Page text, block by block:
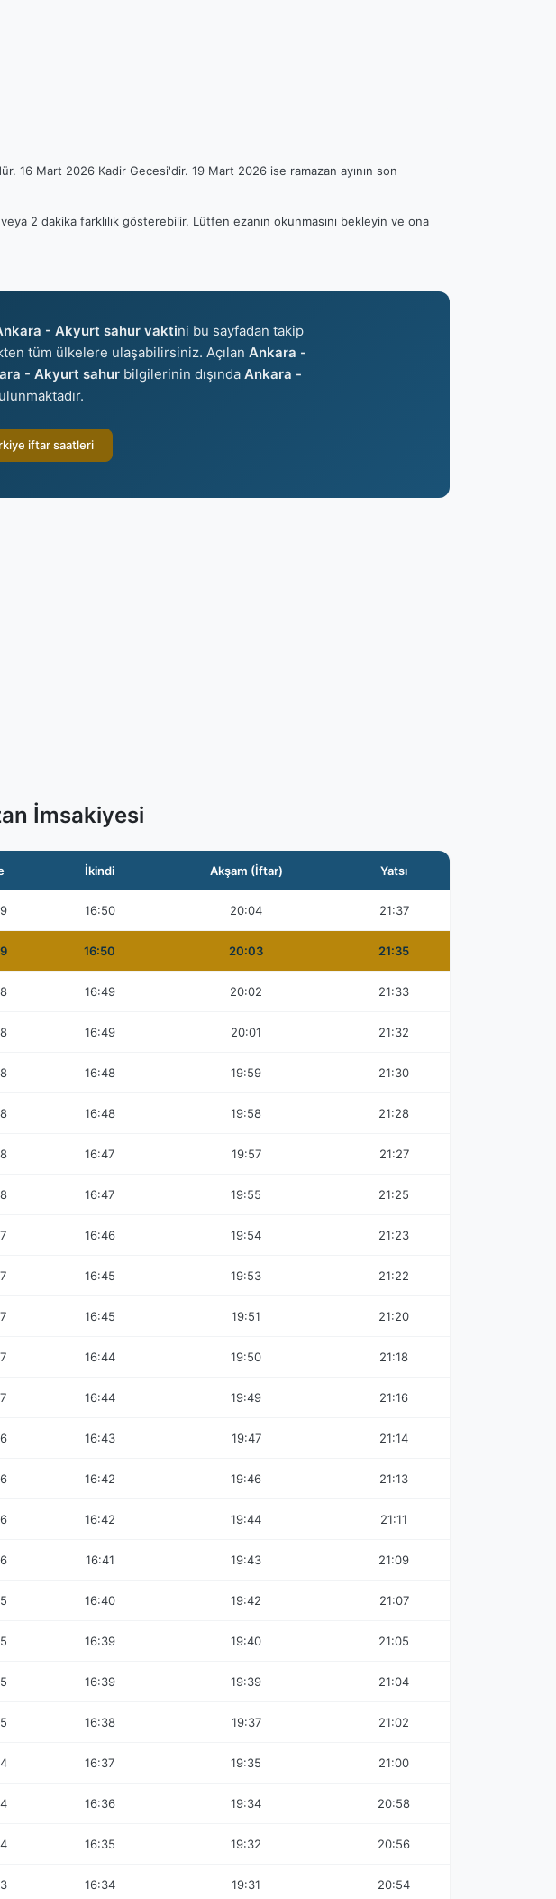
16 Mart 2026 Kadir Gecesi'dir. 19 Mart 2026 ise ramazan ayının son
2 dakika farklılık gösterebilir. Lütfen ezanın okunmasını bekleyin ve ona
- Akyurt sahur vaktini bu sayfadan takip
tüm ülkelere ulaşabilirsiniz. Açılan Ankara -
- Akyurt sahur bilgilerinin dışında Ankara -
iftar saatleri
İmsakiyesi
İkindi Akşam (İftar) Yatsı
16:50 20:04 21:37
16:50 20:03 21:35
16:49 20:02 21:33
16:49 20:01 21:32
16:48 19:59 21:30
16:48 19:58 21:28
16:47 19:57 21:27
16:47 19:55 21:25
16:46 19:54 21:23
16:45 19:53 21:22
16:45 19:51 21:20
16:44 19:50 21:18
16:44 19:49 21:16
16:43 19:47 21:14
16:42 19:46 21:13
16:42 19:44 21:11
16:41 19:43 21:09
16:40 19:42 21:07
16:39 19:40 21:05
16:39 19:39 21:04
16:38 19:37 21:02
16:37 19:35 21:00
16:36 19:34 20:58
16:35 19:32 20:56
16:34 19:31 20:54